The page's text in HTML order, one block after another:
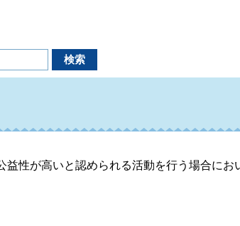
性が高いと認められる活動を行う場合に